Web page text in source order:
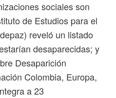
sociales son
de Estudios para el
reveló un listado
desaparecidas; y
Desaparición
Colombia, Europa,
a 23